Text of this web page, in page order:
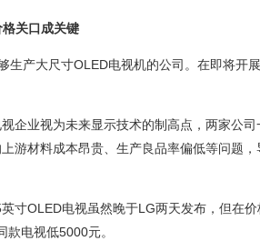
关口成关键
生产大尺寸OLED电视机的公司。在即将开
企业视为未来显示技术的制高点，两家公
游材料成本昂贵、生产良品率偏低等问题
寸OLED电视虽然晚于LG两天发布，但在
电视低5000元。